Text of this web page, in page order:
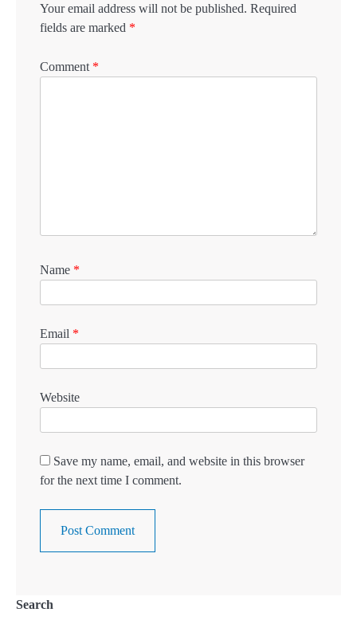
Your email address will not be published. Required
fields are marked *
Comment *
Name *
Email *
Website
Save my name, email, and website in this browser
for the next time I comment.
Search